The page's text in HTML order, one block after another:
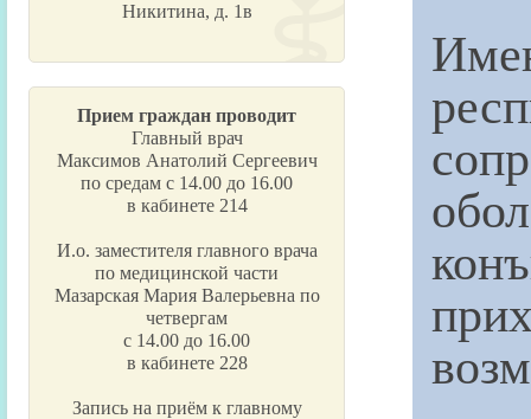
Никитина, д. 1в
Прием граждан проводит
Главный врач
Максимов Анатолий Сергеевич
по средам с 14.00 до 16.00
в кабинете 214
И.о. заместителя главного врача
по медицинской части
Мазарская Мария Валерьевна по
четвергам
с 14.00 до 16.00
в кабинете 228
Запись на приём к главному